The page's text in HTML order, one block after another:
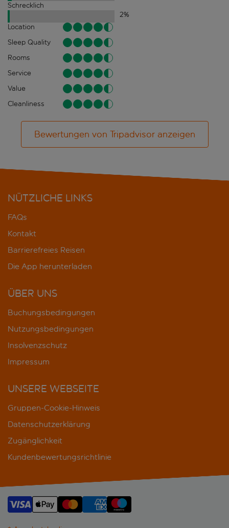
Schrecklich
2%
Location
Sleep Quality
Rooms
Service
Value
Cleanliness
Bewertungen von Tripadvisor anzeigen
NÜTZLICHE LINKS
FAQs
Kontakt
Barrierefreies Reisen
Die App herunterladen
ÜBER UNS
Buchungsbedingungen
Nutzungsbedingungen
Insolvenzschutz
Impressum
UNSERE WEBSEITE
Gruppen-Cookie-Hinweis
Datenschutzerklärung
Zugänglichkeit
Kundenbewertungsrichtlinie